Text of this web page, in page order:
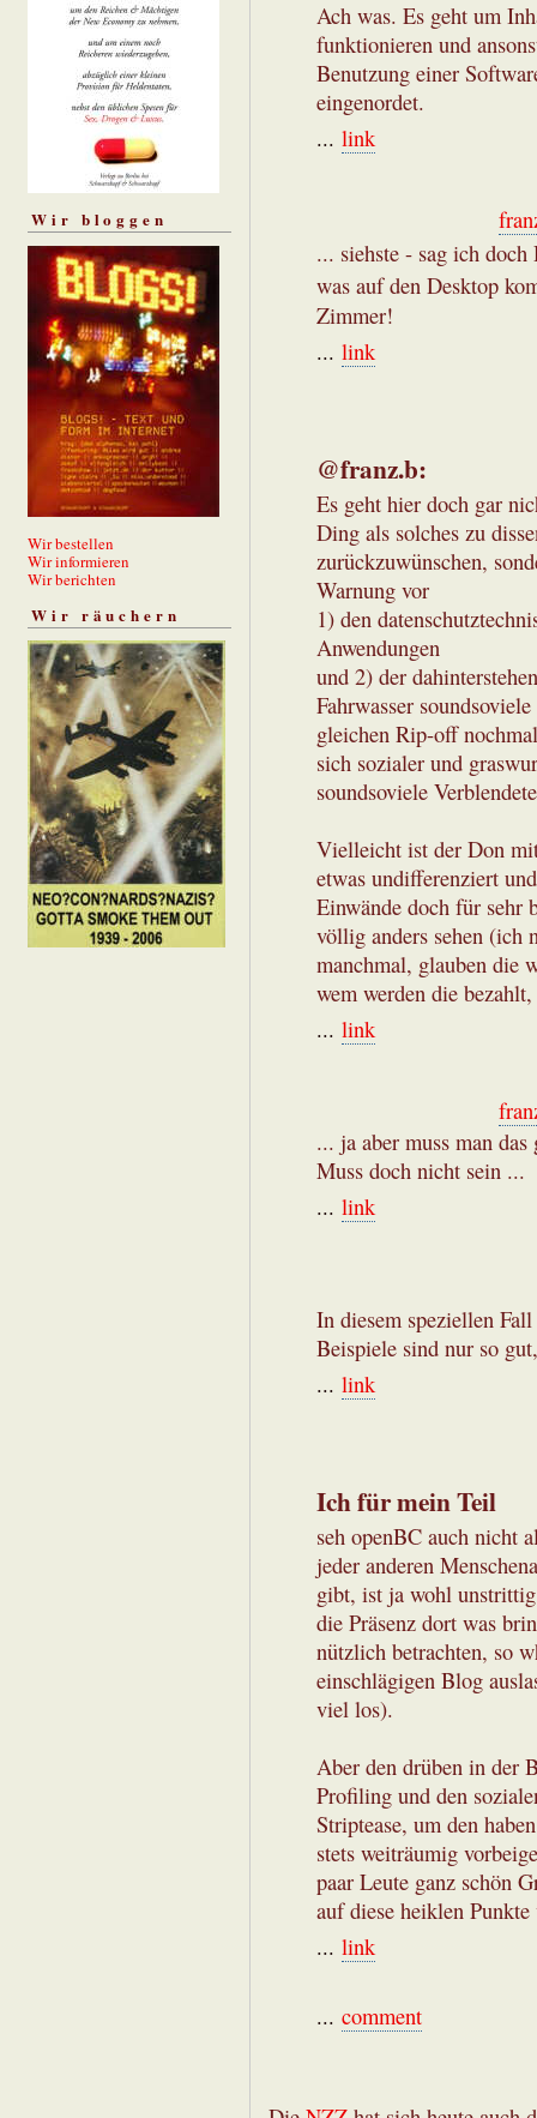
Wir bloggen
Wir bestellen
Wir informieren
Wir berichten
Wir räuchern
Ach was. Es geht um
funktionieren und
Benutzung einer
eingenordet.
... link
... siehste - sag ich
was auf den Desktop
Zimmer!
... link
@franz.b:
Es geht hier doch gar
Ding als solches zu
zurückzuwünschen,
Warnung vor
1) den
Anwendungen
und 2) der
Fahrwasser
gleichen Rip-off
sich sozialer und
soundsoviele
Vielleicht ist der Don
etwas undifferenziert
Einwände doch für sehr
völlig anders sehen (ich
manchmal, glauben die
wem werden die
... link
... ja aber muss man
Muss doch nicht sein ...
... link
In diesem speziellen
Beispiele sind nur so
... link
Ich für mein Teil
seh openBC auch nicht
jeder anderen
gibt, ist ja wohl
die Präsenz dort was
nützlich betrachten, so
einschlägigen Blog
viel los).
Aber den drüben in der
Profiling und den
Striptease, um den
stets weiträumig
paar Leute ganz schön
auf diese heiklen Punkte
... link
... comment